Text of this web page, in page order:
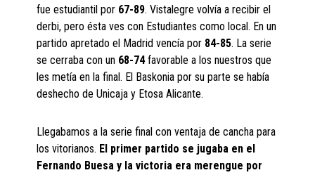
fue estudiantil por 67-89. Vistalegre volvía a recibir el
derbi, pero ésta ves con Estudiantes como local. En un
partido apretado el Madrid vencía por 84-85. La serie
se cerraba con un 68-74favorable a los nuestros que
les metía en la final. El Baskonia por su parte se había
deshecho de Unicaja y Etosa Alicante.
Llegabamos a la serie final con ventaja de cancha para
los vitorianos. El primer partido se jugaba en el
Fernando Buesa y la victoria era merengue por